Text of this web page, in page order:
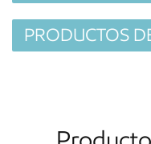
PRODUCTOS